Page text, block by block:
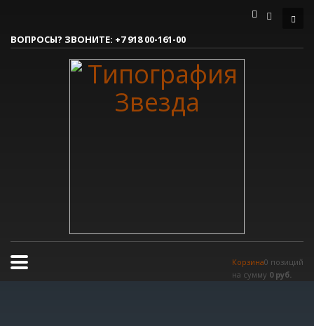
1 Вы делаете заявку.
Согласовываем макет.
Получаете готовый заказ!
ВОПРОСЫ? ЗВОНИТЕ: +7 918 00-161-00
Корзина0 позиций
на сумму 0 руб.